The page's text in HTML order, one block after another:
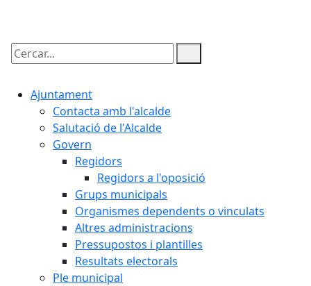
Cercar:
Ajuntament
Contacta amb l'alcalde
Salutació de l'Alcalde
Govern
Regidors
Regidors a l'oposició
Grups municipals
Organismes dependents o vinculats
Altres administracions
Pressupostos i plantilles
Resultats electorals
Ple municipal